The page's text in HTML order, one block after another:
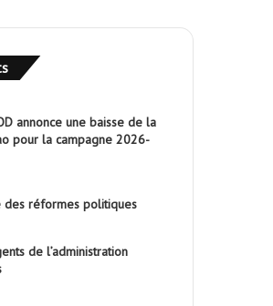
annonce une baisse de la
pour la campagne 2026-
des réformes politiques
de l’administration